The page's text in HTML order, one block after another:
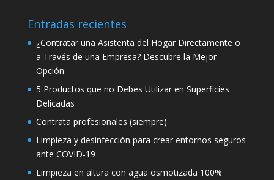
Entradas recientes
¿Contratar una Asistenta del Hogar Directamente o
a Través de una Empresa? Descubre la Mejor
Opción
5 Productos que no Debes Utilizar en Superficies
Delicadas
Contrata profesionales (siempre)
Limpieza y desinfección para crear entornos seguros
ante COVID-19
Limpieza en altura con agua osmotizada 100%